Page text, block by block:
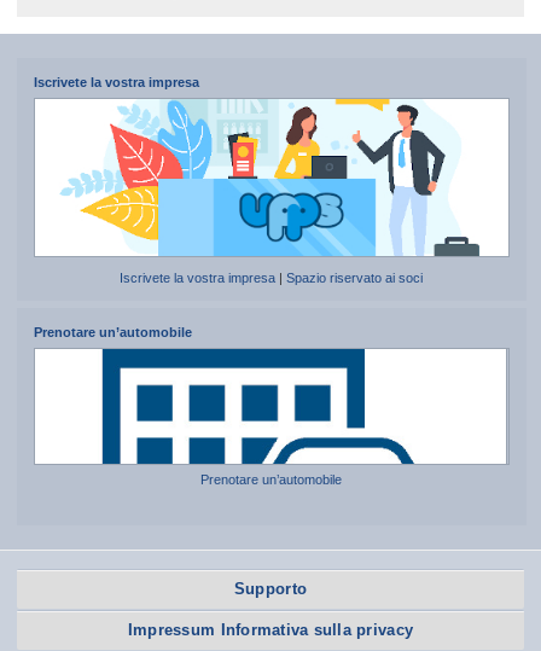
Iscrivete la vostra impresa
Iscrivete la vostra impresa |Spazio riservato ai soci
Prenotare un’automobile
Prenotare un’automobile
Supporto
Impressum Informativa sulla privacy